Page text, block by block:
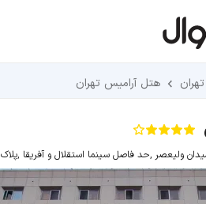
هتل آرامیس تهران
ولیعصر ,حد فاصل سینما استقلال و آفریقا ,پلاک 1752